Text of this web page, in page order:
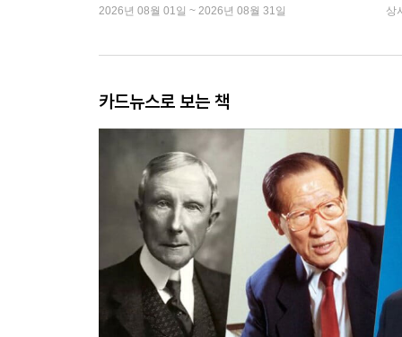
2026년 08월 01일 ~ 2026년 08월 31일 상
카드뉴스로 보는 책